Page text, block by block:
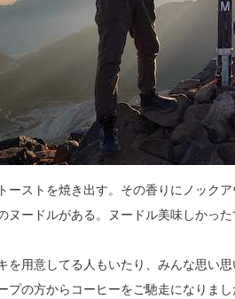
ーストを焼き出す。その香りにノックア
ヌードルがある。ヌードル美味しかった
を用意してる人もいたり、みんな思い思
プの方からコーヒーをご馳走になりまし